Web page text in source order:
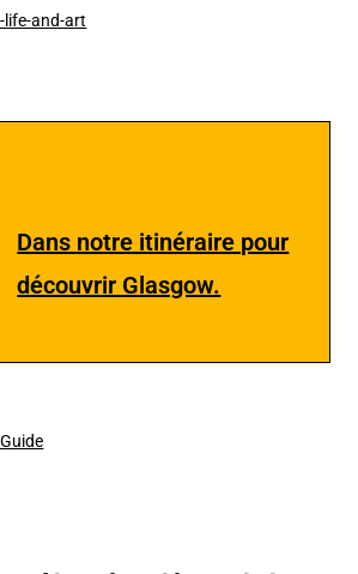
life-and-art
Dans notre itinéraire pour
découvrir Glasgow.